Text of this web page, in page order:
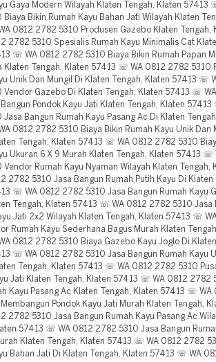
Gaya Modern Wilayah Klaten Tengah, Klaten 57413
Biaya Bikin Rumah Kayu Bahan Jati Wilayah Klaten
0812 2782 5310 Produsen Gazebo Klaten Tengah,
2782 5310 Spesialis Rumah Kayu Minimalis Cat
☏ WA 0812 2782 5310 Biaya Bikin Rumah Papan
Klaten Tengah, Klaten 57413 ☏ WA 0812 2782 5310
Unik Dan Mungil Di Klaten Tengah, Klaten 57413 ☏
Vendor Gazebo Di Klaten Tengah, Klaten 57413 ☏
Pondok Kayu Jati Klaten Tengah, Klaten
Jasa Bangun Rumah Kayu Pasang Ac Di Klaten
0812 2782 5310 Biaya Bikin Rumah Kayu Unik Dan
Tengah, Klaten 57413 ☏ WA 0812 2782 5310
Ukuran 6 X 9 Murah Klaten Tengah, Klaten 57413 ☏
Vendor Rumah Kayu Nyaman Wilayah Klaten Tengah,
2782 5310 Jasa Bangun Rumah Putih Kayu Di Klaten
☏ WA 0812 2782 5310 Jasa Bangun Rumah Kayu
Tengah, Klaten 57413 ☏ WA 0812 2782 5310 Jasa
Jati 2x2 Wilayah Klaten Tengah, Klaten 57413 ☏
Rumah Kayu Sederhana Bagus Murah Klaten
0812 2782 5310 Biaya Gazebo Kayu Joglo Di
☏ WA 0812 2782 5310 Jasa Bangun Rumah Kayu
Tengah, Klaten 57413 ☏ WA 0812 2782 5310
Jati Klaten Tengah, Klaten 57413 ☏ WA 0812 2782
Kayu Pasang Ac Klaten Tengah, Klaten 57413 ☏
Pondok Kayu Jati Murah Klaten Tengah,
2782 5310 Jasa Bangun Rumah Kayu Pasang Ac
57413 ☏ WA 0812 2782 5310 Jasa Bangun
Klaten Tengah, Klaten 57413 ☏ WA 0812 2782
Bahan Jati Di Klaten Tengah, Klaten 57413 ☏ WA